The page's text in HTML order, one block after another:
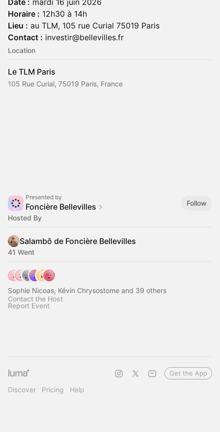
Date : mardi 16 juin 2026
Horaire : 12h30 à 14h
Lieu : au TLM, 105 rue Curial 75019 Paris
Contact : investir@bellevilles.fr
Location
Le TLM Paris
105 Rue Curial, 75019 Paris, France
Presented by
Foncière Bellevilles
Follow
Hosted By
Salambô de Foncière Bellevilles
41 Went
Sophie Nicoas, Kévin Chrysostome and 39 others
Contact the Host
Report Event
Discover Pricing Help
Get the App